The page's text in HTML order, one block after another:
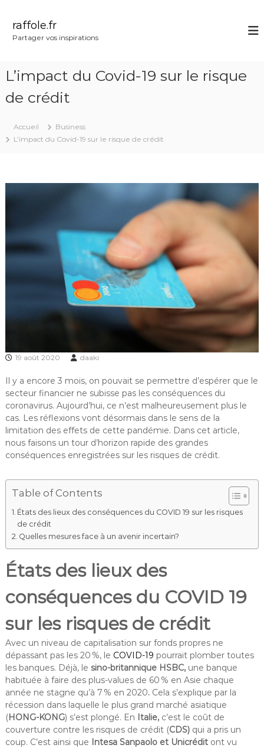
raffole.fr
Partager vos inspirations
L’impact du Covid-19 sur le risque
de crédit
Accueil
Business
L’impact du Covid-19 sur le risque de crédit
19 août 2020 daaki
Il y a encore 3 mois, on pouvait se permettre d’espérer que le
secteur financier ne subisse pas les conséquences du
coronavirus. Aujourd’hui, ce n’est malheureusement plus le
cas. Les réflexions vont désormais dans le sens de la
limitation des effets de cette pandémie. Dans cet article,
nous faisons un tour d’horizon rapide des grandes
conséquences enregistrées sur les risques de crédit.
Table of Contents
États des lieux des conséquences du COVID 19 sur les risques
de crédit
Quelles mesures face à un avenir incertain?
États des lieux des
conséquences du COVID 19
sur les risques de crédit
Avec un niveau de capitalisation sur fonds propres ne
dépassant pas les 20 %, le COVID-19 pourrait plomber toutes
les banques. Déjà, le sino-britannique HSBC, une banque
habituée à faire des plus-values de 60 % en Asie chaque
année ne stagne qu’à 7 % en 2020. Cela s’explique par la
récession dans laquelle le plus grand marché asiatique
(HONG-KONG) s’est plongé. En Italie,c’est le coût de
couverture contre les risques de crédit (CDS)qui a pris un
coup. C’est ainsi que Intesa Sanpaolo et Unicréditont vu